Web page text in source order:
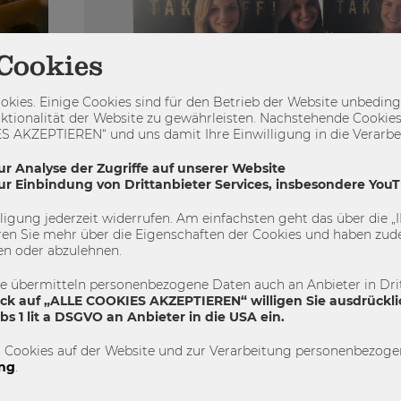
01.07.2015
L’Oréal Brandstorm
siegreich gemeistert!
treffen, neue Eindrücke gewinnen und dabei den
Einige Cookies sind für den Betrieb der Website
der Website zu gewährleisten. Nachstehende
AKZEPTIEREN“ und uns damit Ihre Einwilligung in die
Analyse der Zugriffe auf unserer Website
Einbindung von Drittanbieter Services, insbesondere
jederzeit widerrufen. Am einfachsten geht das über die
Sie mehr über die Eigenschaften der Cookies und haben
oder abzulehnen.
übermitteln personenbezogene Daten auch an Anbieter in
auf „ALLE COOKIES AKZEPTIEREN“ willigen Sie
1 lit a DSGVO an Anbieter in die USA ein.
auf der Website und zur Verarbeitung